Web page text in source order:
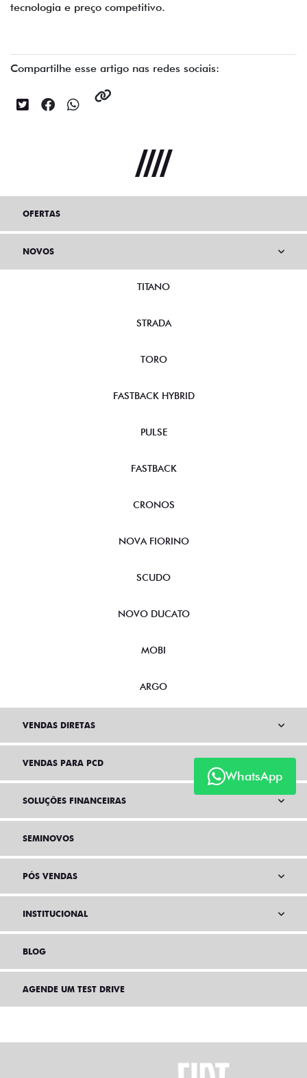
tecnologia e preço competitivo.
Compartilhe esse artigo nas redes sociais:
WhatsApp
OFERTAS
NOVOS
TITANO
STRADA
TORO
FASTBACK HYBRID
PULSE
FASTBACK
CRONOS
NOVA FIORINO
SCUDO
NOVO DUCATO
MOBI
ARGO
VENDAS DIRETAS
VENDAS PARA PCD
SOLUÇÕES FINANCEIRAS
SEMINOVOS
PÓS VENDAS
INSTITUCIONAL
BLOG
AGENDE UM TEST DRIVE